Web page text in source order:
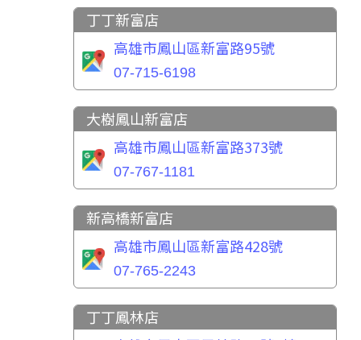
丁丁新富店
高雄市鳳山區新富路95號
07-715-6198
大樹鳳山新富店
高雄市鳳山區新富路373號
07-767-1181
新高橋新富店
高雄市鳳山區新富路428號
07-765-2243
丁丁鳳林店